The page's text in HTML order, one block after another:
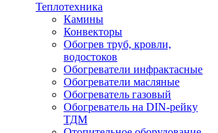
Теплотехника
Камины
Конвекторы
Обогрев труб, кровли,
водостоков
Обогреватели инфрактасные
Обогреватели масляные
Обогреватель газовый
Обогреватель на DIN-рейку
ТДМ